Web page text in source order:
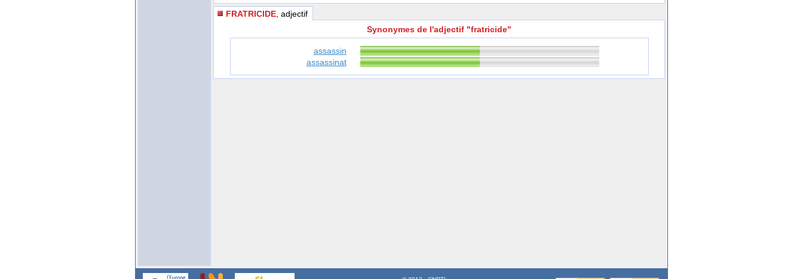
FRATRICIDE , adjectif
Synonymes de l'adjectif "fratricide"
assassin
assassinat